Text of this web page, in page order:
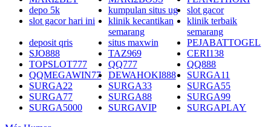
depo 5k
kumpulan situs ug
slot gacor
slot gacor hari ini
klinik kecantikan
semarang
klinik terbaik
semarang
deposit qris
situs maxwin
PEJABATTOGEL
SJO888
TAZ969
CERI138
TOPSLOT777
QQ777
QQ888
QQMEGAWIN77
DEWAHOKI888
SURGA11
SURGA22
SURGA33
SURGA55
SURGA77
SURGA88
SURGA99
SURGA5000
SURGAVIP
SURGAPLAY